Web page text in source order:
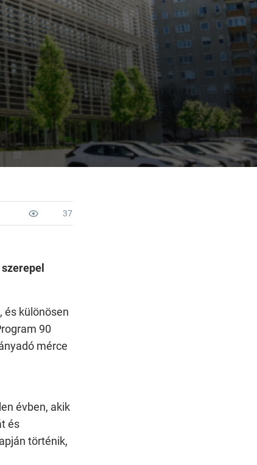
37
és különösen
90
mérce
évben, akik
és
történik,